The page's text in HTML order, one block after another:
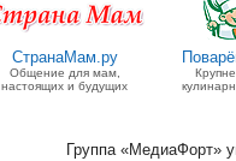
СтранаМам.ру
Общение для мам,
настоящих и будущих
Группа «МедиаФорт»